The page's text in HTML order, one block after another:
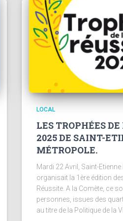
LOCAL
LES TROPHÉES
2025 DE SAINT-
MÉTROPOLE.
Mardi 22 Avril, Saint-
organisait la 1ère édition
Réussite. A la Comète, ce
personnes, issues des
au titre de la Politique de la